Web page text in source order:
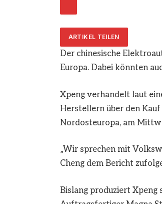
ARTIKEL TEILEN
Der chinesische
Europa. Dabei könnten
Xpeng verhandelt laut
Herstellern über den Kauf
Nordosteuropa, am
„Wir sprechen mit
Cheng dem Bericht
Bislang produziert Xpeng